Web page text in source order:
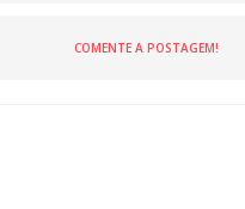
COMENTE A POSTAGEM!